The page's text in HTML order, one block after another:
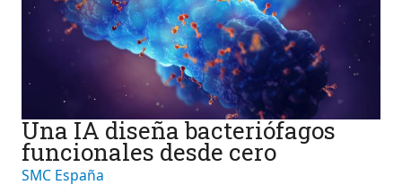
Una IA diseña bacteriófagos
funcionales desde cero
SMC España